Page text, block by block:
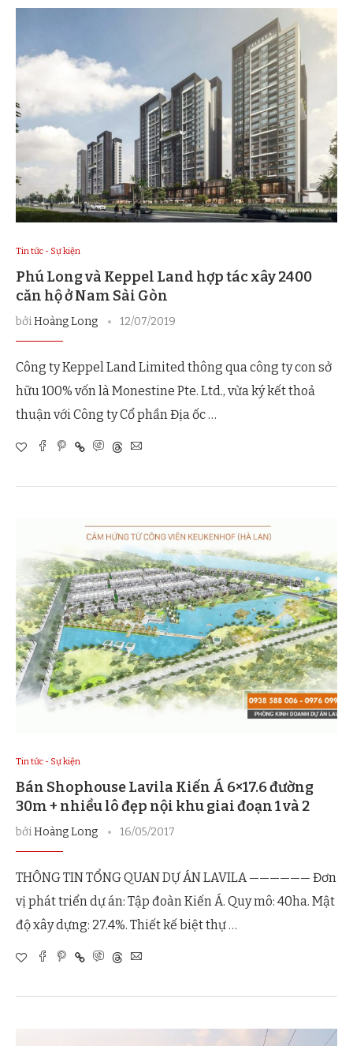
Tin tức - Sự kiện
Phú Long và Keppel Land hợp tác xây 2400
căn hộ ở Nam Sài Gòn
bởiHoàng Long 12/07/2019
Công ty Keppel Land Limited thông qua công ty con sở
hữu 100% vốn là Monestine Pte. Ltd., vừa ký kết thoả
thuận với Công ty Cổ phần Địa ốc …
Tin tức - Sự kiện
Bán Shophouse Lavila Kiến Á 6×17.6 đường
30m + nhiều lô đẹp nội khu giai đoạn 1 và 2
bởiHoàng Long 16/05/2017
THÔNG TIN TỔNG QUAN DỰ ÁN LAVILA —————— Đơn
vị phát triển dự án: Tập đoàn Kiến Á. Quy mô: 40ha. Mật
độ xây dựng: 27.4%. Thiết kế biệt thự …